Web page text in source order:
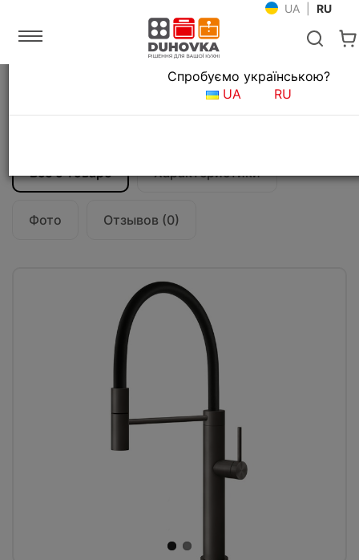
UA RU
Мойки и смесители Смесители для кухни
Смеситель кухонный Gessi 316 Flessa
Все о товаре Характеристики
Фото Отзывов (0)
Язык магазина
Спробуємо українською?
UA
RU